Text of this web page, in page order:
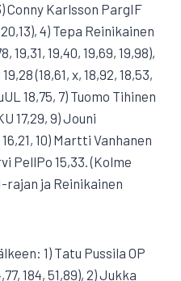
Conny Karlsson PargIF
20,13), 4) Tepa Reinikainen
19,31, 19,40, 19,69, 19,98),
(18,61, x, 18,92, 18,53,
18,75, 7) Tuomo Tihinen
17,29, 9) Jouni
10) Martti Vanhanen
PellPo 15,33. (Kolme
ja Reinikainen
1) Tatu Pussila OP
184, 51,89), 2) Jukka